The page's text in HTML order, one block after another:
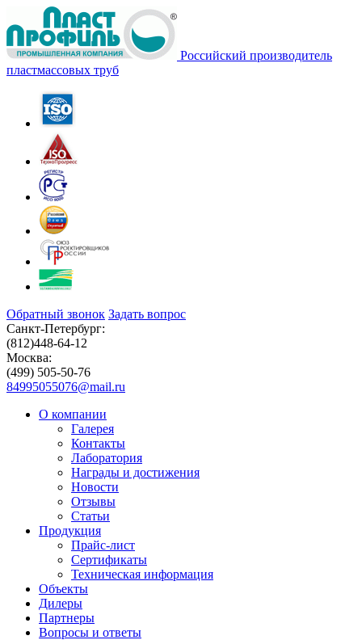
Российский производитель
пластмассовых труб
Обратный звонок Задать вопрос
Санкт-Петербург:
(812)448-64-12
Москва:
(499) 505-50-76
84995055076@mail.ru
О компании
Галерея
Контакты
Лаборатория
Награды и достижения
Новости
Отзывы
Статьи
Продукция
Прайс-лист
Сертификаты
Техническая информация
Объекты
Дилеры
Партнеры
Вопросы и ответы